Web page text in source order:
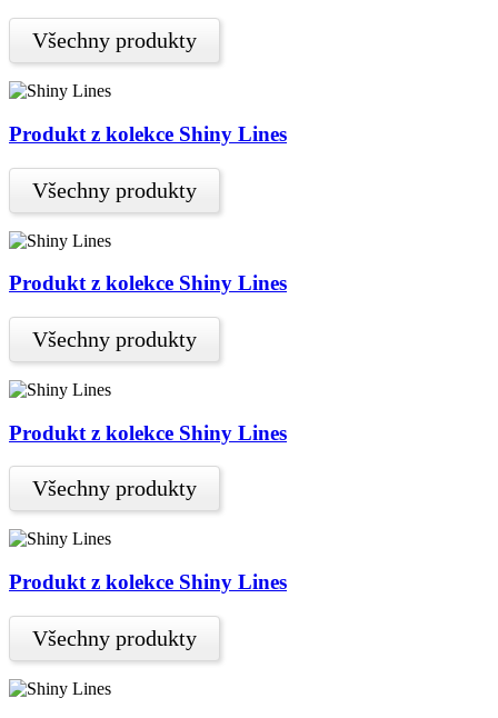
Všechny produkty
Produkt z kolekce Shiny Lines
Všechny produkty
Produkt z kolekce Shiny Lines
Všechny produkty
Produkt z kolekce Shiny Lines
Všechny produkty
Produkt z kolekce Shiny Lines
Všechny produkty